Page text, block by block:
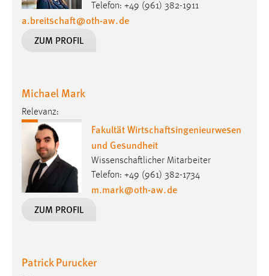
Telefon: +49 (961) 382-1911
a.breitschaft@oth-aw.de
ZUM PROFIL
Michael Mark
Relevanz:
Fakultät Wirtschaftsingenieurwesen
und Gesundheit
Wissenschaftlicher Mitarbeiter
Telefon: +49 (961) 382-1734
m.mark@oth-aw.de
ZUM PROFIL
Patrick Purucker